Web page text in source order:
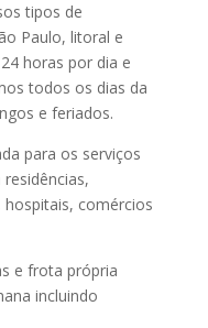
tipos de
Paulo, litoral e
horas por dia e
todos os dias da
e feriados.
para os serviços
comércios
e frota própria
incluindo